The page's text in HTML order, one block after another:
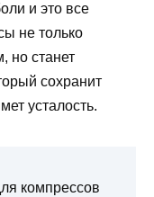
и это все
не только
но станет
сохранит
усталость.
компрессов